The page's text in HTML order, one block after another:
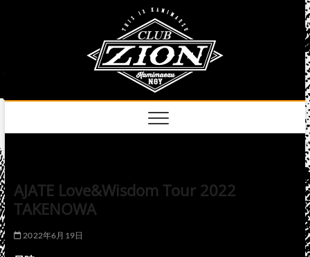
AJATE Love&Wisdom Tour 2022
TAKENOWA
2022年6月19日